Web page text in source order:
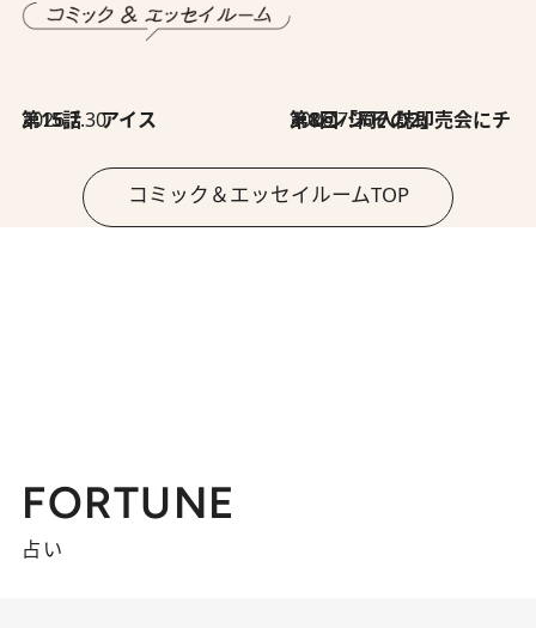
2026.7.30
第15話 アイス 2026.7.30
第8回「同人誌即売会にチャレンジ その2」
コミック＆エッセイルームTOP
FORTUNE
占い